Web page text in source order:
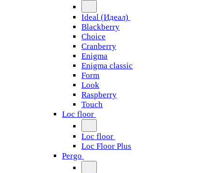
Ideal (Идеал)
Blackberry
Choice
Cranberry
Enigma
Enigma classic
Form
Look
Raspberry
Touch
Loc floor
Loc floor
Loc Floor Plus
Pergo